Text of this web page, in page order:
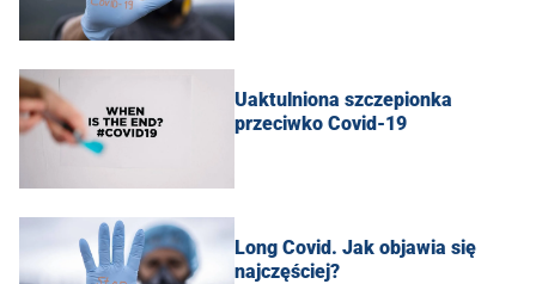
Uaktulniona szczepionka
przeciwko Covid-19
Long Covid. Jak objawia się
najczęściej?